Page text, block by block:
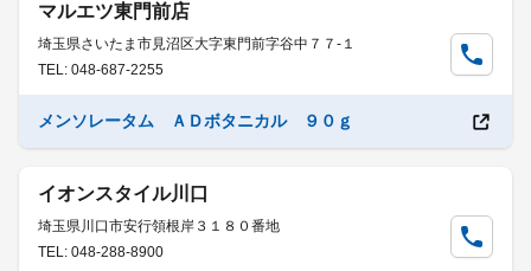
マルエツ東門前店
埼玉県さいたま市見沼区大字東門前字谷中７７-１
TEL: 048-687-2255
メンソレータム ＡＤボタニカル ９０ｇ
イオンスタイル川口
埼玉県川口市安行領根岸３１８０番地
TEL: 048-288-8900